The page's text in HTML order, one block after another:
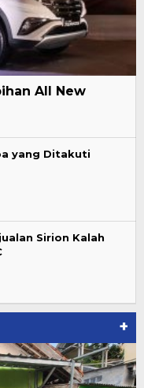
All New
yang Ditakuti
Sirion Kalah
+